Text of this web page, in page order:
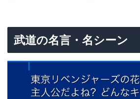
武道の名言・名シーン